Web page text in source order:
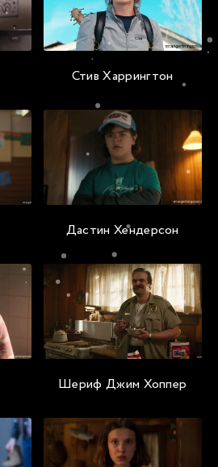
Стив Харрингтон
Дастин Хендерсон
Шериф Джим Хоппер